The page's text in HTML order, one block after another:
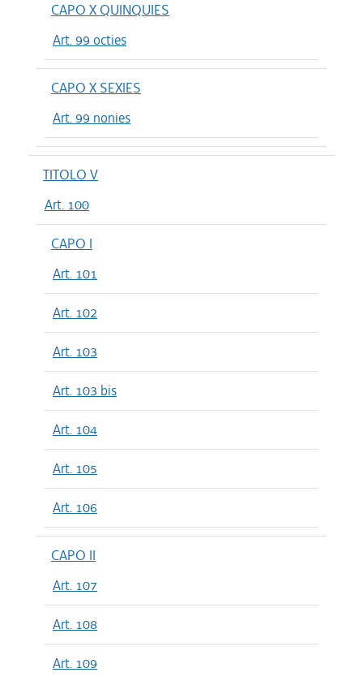
CAPO X QUINQUIES
Art. 99 octies
CAPO X SEXIES
Art. 99 nonies
TITOLO V
Art. 100
CAPO I
Art. 101
Art. 102
Art. 103
Art. 103 bis
Art. 104
Art. 105
Art. 106
CAPO II
Art. 107
Art. 108
Art. 109